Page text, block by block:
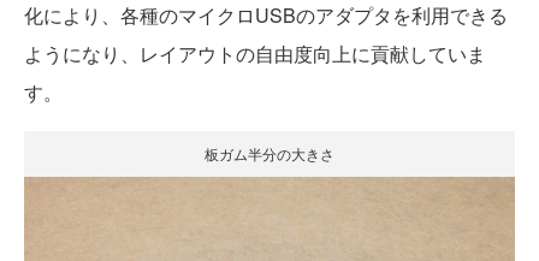
化により、各種のマイクロUSBのアダプタを利用できる
ようになり、レイアウトの自由度向上に貢献していま
す。
板ガム半分の大きさ